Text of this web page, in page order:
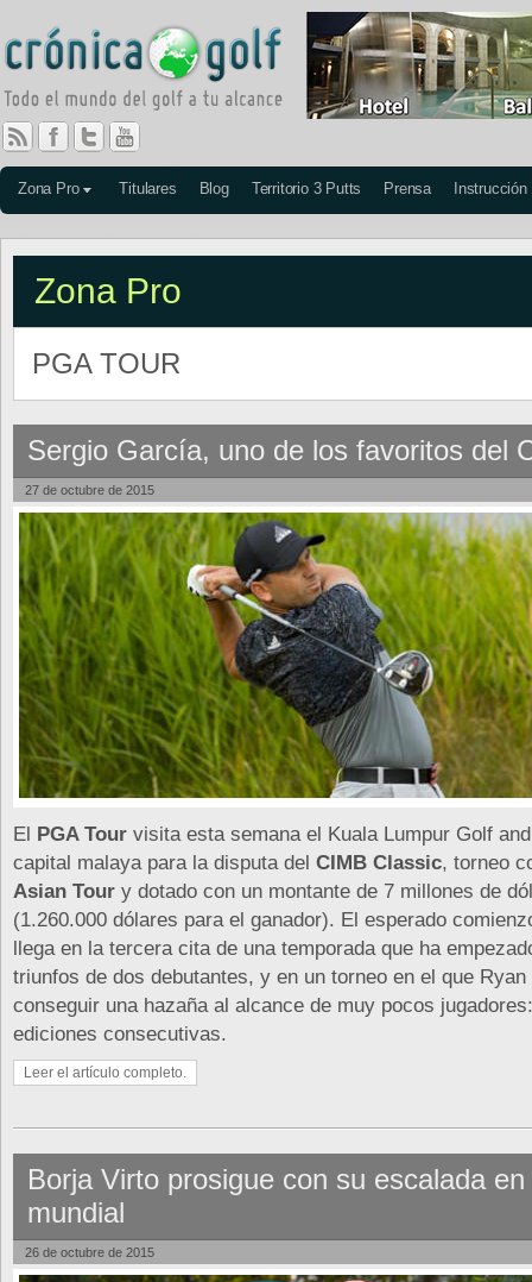
Zona Pro Titulares Blog Territorio 3 Putts Prensa Instrucción
Zona Pro
PGA TOUR
Sergio García, uno de los favoritos del
27 de octubre de 2015
El PGA Tour visita esta semana el Kuala Lumpur Golf
capital malaya para la disputa del CIMB Classic, torneo
Asian Tour y dotado con un montante de 7 millones de
(1.260.000 dólares para el ganador). El esperado
llega en la tercera cita de una temporada que ha
triunfos de dos debutantes, y en un torneo en el que
conseguir una hazaña al alcance de muy pocos
ediciones consecutivas.
Leer el artículo completo.
Borja Virto prosigue con su escalada
mundial
26 de octubre de 2015